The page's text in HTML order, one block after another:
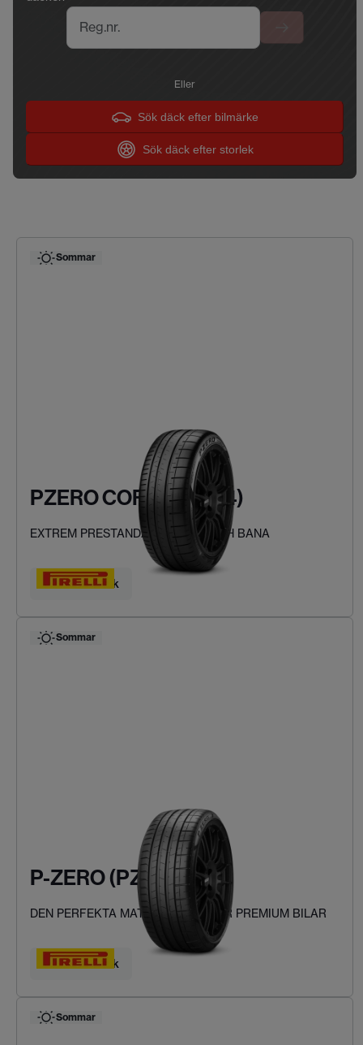
Reg.nr.
Eller
Sök däck efter bilmärke
Sök däck efter storlek
Sommar
PZERO CORSA (PZC4)
EXTREM PRESTANDA FÖR VÄG OCH BANA
Hitta ditt däck
Sommar
P-ZERO (PZ4)
DEN PERFEKTA MATCHNINGEN FÖR PREMIUM BILAR
Hitta ditt däck
Sommar